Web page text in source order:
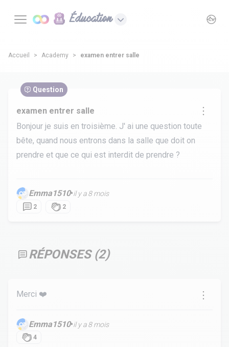
Éducation
Accueil Academy examen entrer salle
Question
examen entrer salle
Bonjour je suis en troisième. J' ai une question toute
bête, quand nous entrons dans la salle que doit on
prendre et que ce qui est interdit de prendre ?
Emma1510•il y a 8 mois
2 2
RÉPONSES (2)
Merci ❤️
Emma1510•il y a 8 mois
4